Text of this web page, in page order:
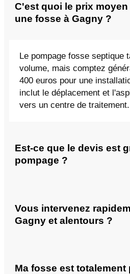
C'est quoi le prix
une fosse à Gagny ?
Le pompage fosse septique
volume, mais comptez
400 euros pour une
inclut le déplacement et
vers un centre de traitement.
Est-ce que le devis est
pompage ?
Vous intervenez
Gagny et alentours ?
Ma fosse est totalement